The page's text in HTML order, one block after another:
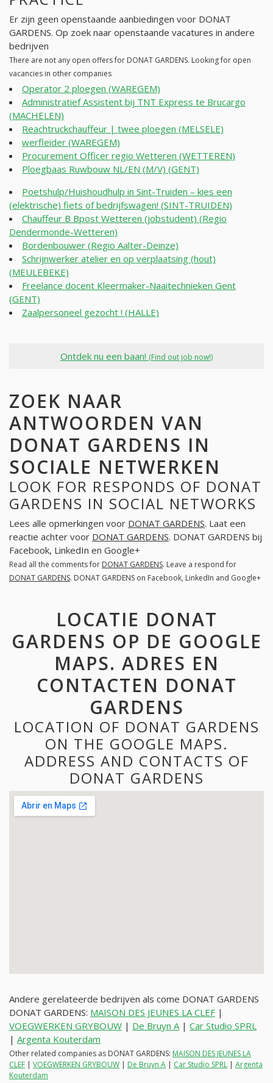
Er zijn geen openstaande aanbiedingen voor DONAT
GARDENS. Op zoek naar openstaande vacatures in andere
bedrijven
There are not any open offers for DONAT GARDENS. Looking for open
vacancies in other companies
Operator 2 ploegen (WAREGEM)
Administratief Assistent bij TNT Express te Brucargo
(MACHELEN)
Reachtruckchauffeur | twee ploegen (MELSELE)
werfleider (WAREGEM)
Procurement Officer regio Wetteren (WETTEREN)
Ploegbaas Ruwbouw NL/EN (M/V) (GENT)
Poetshulp/Huishoudhulp in Sint-Truiden – kies een
(elektrische) fiets of bedrijfswagen! (SINT-TRUIDEN)
Chauffeur B Bpost Wetteren (jobstudent) (Regio
Dendermonde-Wetteren)
Bordenbouwer (Regio Aalter-Deinze)
Schrijnwerker atelier en op verplaatsing (hout)
(MEULEBEKE)
Freelance docent Kleermaker-Naaitechnieken Gent
(GENT)
Zaalpersoneel gezocht ! (HALLE)
Ontdek nu een baan! (Find out job now!)
ZOEK NAAR
ANTWOORDEN VAN
DONAT GARDENS IN
SOCIALE NETWERKEN
LOOK FOR RESPONDS OF DONAT
GARDENS IN SOCIAL NETWORKS
Lees alle opmerkingen voor DONAT GARDENS. Laat een
reactie achter voor DONAT GARDENS. DONAT GARDENS bij
Facebook, LinkedIn en Google+
Read all the comments for DONAT GARDENS. Leave a respond for
DONAT GARDENS. DONAT GARDENS on Facebook, LinkedIn and Google+
LOCATIE DONAT
GARDENS OP DE GOOGLE
MAPS. ADRES EN
CONTACTEN DONAT
GARDENS
LOCATION OF DONAT GARDENS
ON THE GOOGLE MAPS.
ADDRESS AND CONTACTS OF
DONAT GARDENS
Andere gerelateerde bedrijven als come DONAT GARDENS
DONAT GARDENS: MAISON DES JEUNES LA CLEF |
VOEGWERKEN GRYBOUW | De Bruyn A| Car Studio SPRL
| Argenta Kouterdam
Other related companies as DONAT GARDENS: MAISON DES JEUNES LA
CLEF | VOEGWERKEN GRYBOUW | De Bruyn A | Car Studio SPRL | Argenta
Kouterdam